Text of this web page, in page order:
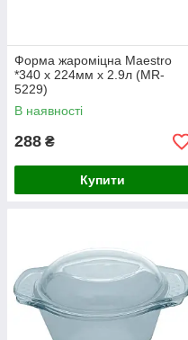
Форма жароміцна Maestro
*340 x 224мм x 2.9л (MR-
5229)
В наявності
288 ₴
Купити